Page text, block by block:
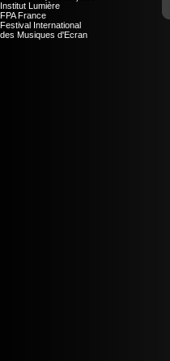
Institut Lumière
FPA France
Festival International
des Musiques d'Ecran